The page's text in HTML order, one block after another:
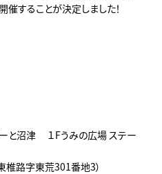
催することが決定しました！
ーと沼津 １Fうみの広場 ステー
路字東荒301番地3）